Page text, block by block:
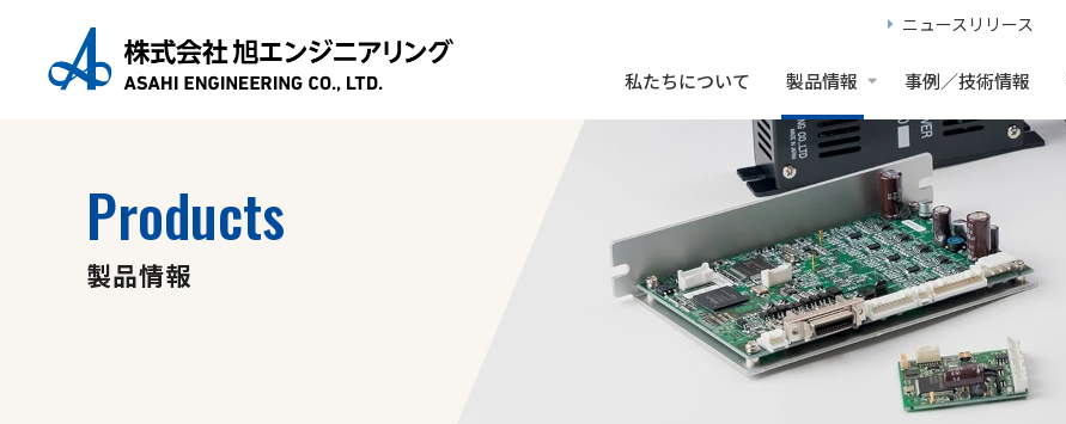
ニュースリリース
私たちについて 製品情報 事例／技術情報
HOME
Products
製品情報